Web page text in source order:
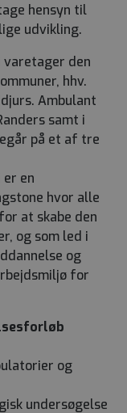
hensyn til
udvikling.
varetager den
hhv.
Ambulant
samt i
på et af tre
en
hvor alle
at skabe den
og som led i
og
for
og
undersøgelse